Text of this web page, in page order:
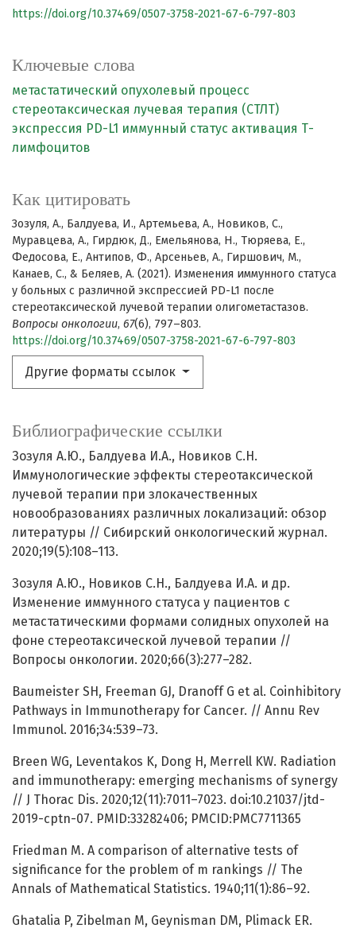
Ключевые слова
метастатический опухолевый процесс
стереотаксическая лучевая терапия (СТЛТ)
экспрессия PD-L1 иммунный статус активация Т-
лимфоцитов
Как цитировать
Зозуля, А., Балдуева, И., Артемьева, А., Новиков, С.,
Муравцева, А., Гирдюк, Д., Емельянова, Н., Тюряева, Е.,
Федосова, Е., Антипов, Ф., Арсеньев, А., Гиршович, М.,
Канаев, С., & Беляев, А. (2021). Изменения иммунного статуса
у больных с различной экспрессией PD-L1 после
стереотаксической лучевой терапии олигометастазов.
Вопросы онкологии, 67(6), 797–803.
https://doi.org/10.37469/0507-3758-2021-67-6-797-803
Другие форматы ссылок
https://doi.org/10.37469/0507-3758-2021-67-6-797-803
Библиографические ссылки
Зозуля А.Ю., Балдуева И.А., Новиков С.Н.
Иммунологические эффекты стереотаксической
лучевой терапии при злокачественных
новообразованиях различных локализаций: обзор
литературы // Сибирский онкологический журнал.
2020;19(5):108–113.
Зозуля А.Ю., Новиков С.Н., Балдуева И.А. и др.
Изменение иммунного статуса у пациентов с
метастатическими формами солидных опухолей на
фоне стереотаксической лучевой терапии //
Вопросы онкологии. 2020;66(3):277–282.
Baumeister SH, Freeman GJ, Dranoff G et al. Coinhibitory
Pathways in Immunotherapy for Cancer. // Annu Rev
Immunol. 2016;34:539–73.
Breen WG, Leventakos K, Dong H, Merrell KW. Radiation
and immunotherapy: emerging mechanisms of synergy
// J Thorac Dis. 2020;12(11):7011–7023. doi:10.21037/jtd-
2019-cptn-07. PMID:33282406; PMCID:PMC7711365
Friedman M. A comparison of alternative tests of
significance for the problem of m rankings // The
Annals of Mathematical Statistics. 1940;11(1):86–92.
Ghatalia P, Zibelman M, Geynisman DM, Plimack ER.